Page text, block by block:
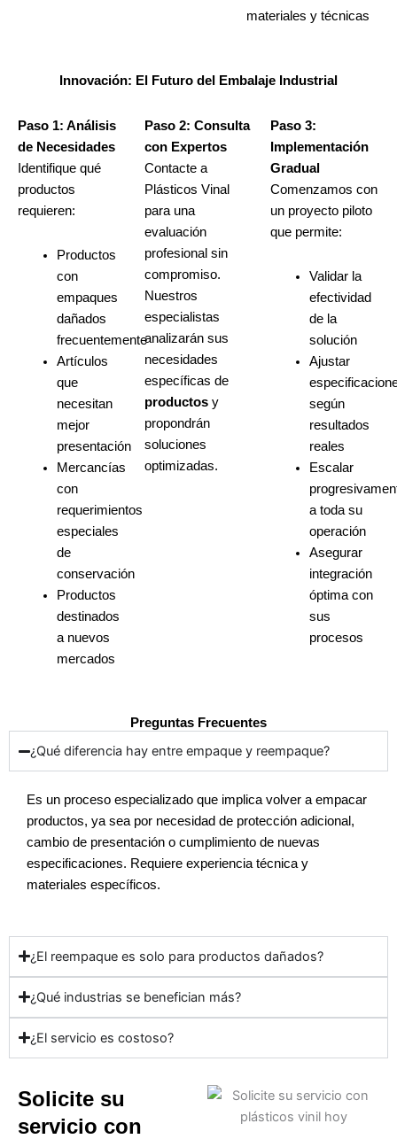
materiales y técnicas
Innovación: El Futuro del Embalaje Industrial
Paso 1: Análisis
de Necesidades
Identifique qué
productos
requieren:
Productos
con
empaques
dañados
frecuentemente
Artículos
que
necesitan
mejor
presentación
Mercancías
con
requerimientos
especiales
de
conservación
Productos
destinados
a nuevos
mercados
Paso 2: Consulta
con Expertos
Contacte a
Plásticos Vinal
para una
evaluación
profesional sin
compromiso.
Nuestros
especialistas
analizarán sus
necesidades
específicas de
productosy
propondrán
soluciones
optimizadas.
Paso 3:
Implementación
Gradual
Comenzamos con
un proyecto piloto
que permite:
Validar la
efectividad
de la
solución
Ajustar
según
resultados
reales
Escalar
a toda su
operación
Asegurar
integración
óptima con
sus
procesos
Preguntas Frecuentes
¿Qué diferencia hay entre empaque y reempaque?
Es un proceso especializado que implica volver a empacar
productos, ya sea por necesidad de protección adicional,
cambio de presentación o cumplimiento de nuevas
especificaciones. Requiere experiencia técnica y
materiales específicos.
¿El reempaque es solo para productos dañados?
¿Qué industrias se benefician más?
¿El servicio es costoso?
Solicite su
servicio con